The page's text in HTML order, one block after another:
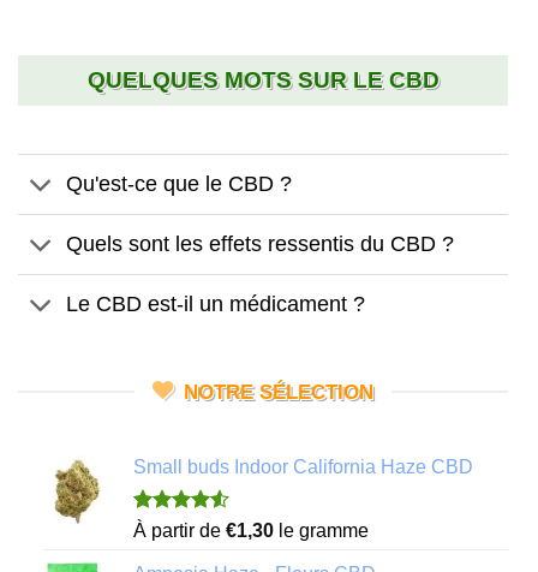
QUELQUES MOTS SUR LE CBD
Qu'est-ce que le CBD ?
Quels sont les effets ressentis du CBD ?
Le CBD est-il un médicament ?
NOTRE SÉLECTION
Small buds Indoor California Haze CBD
Noté4.50
sur 5 basé
sur
4
À partir de €1,30le gramme